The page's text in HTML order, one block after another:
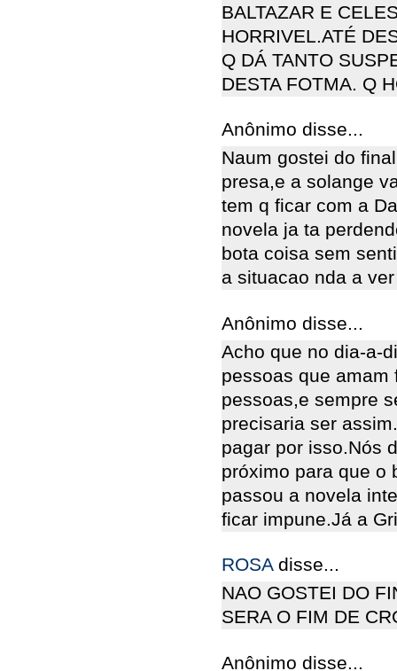
BALTAZAR E
HORRIVEL.ATÉ
Q DÁ TANTO
DESTA FOTMA. Q
Anônimo disse...
Naum gostei do
presa,e a solange
tem q ficar com a
novela ja ta
bota coisa sem
a situacao nda a
Anônimo disse...
Acho que no dia-a-
pessoas que amam
pessoas,e sempre
precisaria ser
pagar por isso.Nós
próximo para que o
passou a novela
ficar impune.Já a
ROSA disse...
NAO GOSTEI DO
SERA O FIM DE
Anônimo disse...